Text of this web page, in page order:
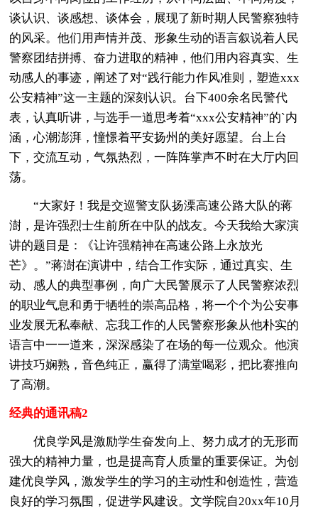
谈认识、谈感想、谈体会，展现了新时期人民警察独特
的风采。他们用声情并茂、形象生动的语言叙说着人民
警察团结拼搏、奋力进取的精神，他们用内容真实、生
动感人的事迹，阐述了对“践行能力作风准则，塑造xxx
公安精神”这一主题的深刻认识。台下400余名民警代
表，认真听讲，与选手一道思考着“xxx公安精神”的`内
涵，心潮澎湃，憧憬着平安扬州的美好愿望。台上台
下，交流互动，气氛热烈，一阵阵掌声不时在大厅内回
荡。
“大家好！我是交巡警支队扬溧高速公路大队的蒋
澍，是许强烈士生前所在中队的战友。今天我给大家演
讲的题目是：《让许强精神在高速公路上永放光
芒》。”蒋澍在演讲中，结合工作实际，通过真实、生
动、感人的典型事例，向广大民警展示了人民警察浓烈
的职业气息和勇于牺牲的崇高品格，将一个个为公安事
业发展无私奉献、忘我工作的人民警察形象从他朴实的
语言中一一道来，深深感染了在场的每一位观众。他演
讲技巧娴熟，音色纯正，赢得了满堂喝彩，把比赛推向
了高潮。
经典的通讯稿2
优良学风是激励学生奋发向上、努力成才的无形而
强大的精神力量，也是提高育人质量的重要保证。为创
建优良学风，激发学生的学习的主动性和创造性，营造
良好的学习氛围，促进学风建设。文学院自20xx年10月